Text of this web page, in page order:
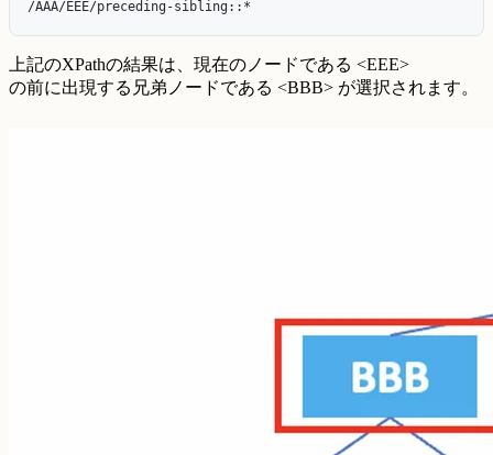
上記のXPathの結果は、現在のノードである <EEE>
の前に出現する兄弟ノードである <BBB> が選択されます。